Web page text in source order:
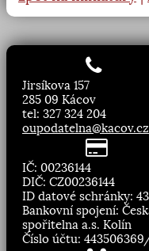
Jirsíkova 157
285 09 Kácov
tel: 327 324 204
oupodatelna@kacov.cz
IČ: 00236144
DIČ: CZ00236144
ID datové schránky:
Bankovní spojení:
spořitelna a.s. Kolín
Číslo účtu: